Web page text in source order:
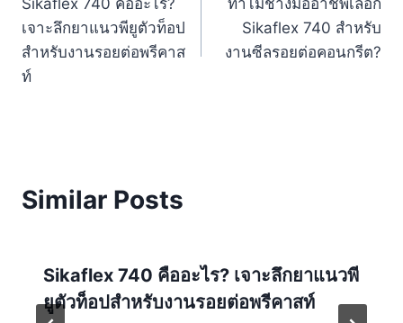
navigation
Sikaflex 740 คืออะไร?
เจาะลึกยาแนวพียูตัวท็อป
สำหรับงานรอยต่อพรีคาส
ท์
ทำไมช่างมืออาชีพเลือก
Sikaflex 740 สำหรับ
งานซีลรอยต่อคอนกรีต?
Similar Posts
Sikaflex 740 คืออะไร? เจาะลึกยาแนวพี
ยูตัวท็อปสำหรับงานรอยต่อพรีคาสท์